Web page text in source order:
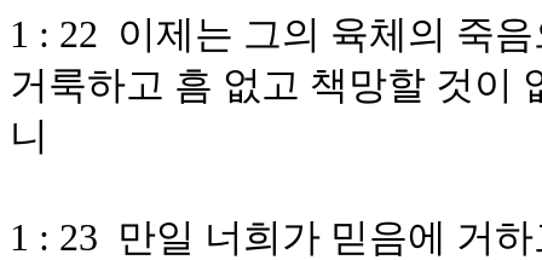
1 : 22 이제는 그의 육체의 죽
거룩하고 흠 없고 책망할 것이
니
1 : 23 만일 너희가 믿음에 거